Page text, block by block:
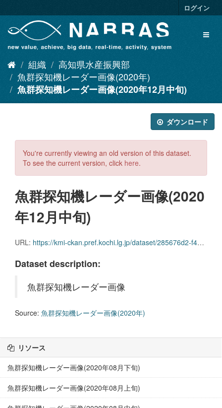
キ
ログイン
組織
高知県水産振興部
魚群探知機レーダー画像(2020年)
魚群探知機レーダー画像(2020年12月中旬)
ダウンロード
You're currently viewing an old version of this dataset.
To see the current version, click here.
魚群探知機レーダー画像(2020
年12月中旬)
URL: https://kmi-ckan.pref.kochi.lg.jp/dataset/285676d2-f4c1-41d1-96ed-99d6747533d5/resource/6a152deb-93ae-42d3-a5bf-ece41c62de77/download/gyoguntanchikireedaagazou2020nen12-chuujun.zip
Dataset description:
魚群探知機レーダー画像
Source: 魚群探知機レーダー画像(2020年)
リソース
魚群探知機レーダー画像(2020年08月下旬)
魚群探知機レーダー画像(2020年08月上旬)